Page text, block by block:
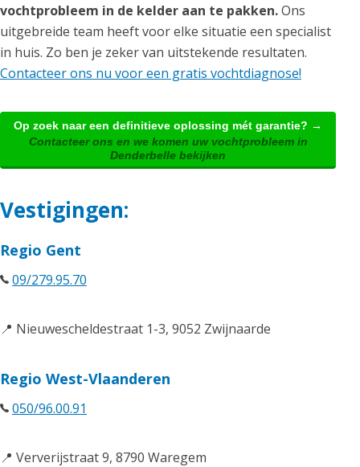
vochtprobleem in de kelder aan te pakken.Ons
uitgebreide team heeft voor elke situatie een specialist
in huis. Zo ben je zeker van uitstekende resultaten.
Contacteer ons nu voor een gratis vochtdiagnose!
Op zoek naar een definitieve oplossing mét garantie? →
Contacteer ons en we komen uw vochtprobleem in
Denderbelle bekijken
Vestigingen:
Regio Gent
09/279.95.70
📍 Nieuwescheldestraat 1-3, 9052 Zwijnaarde
Regio West-Vlaanderen
050/96.00.91
📍 Ververijstraat 9, 8790 Waregem